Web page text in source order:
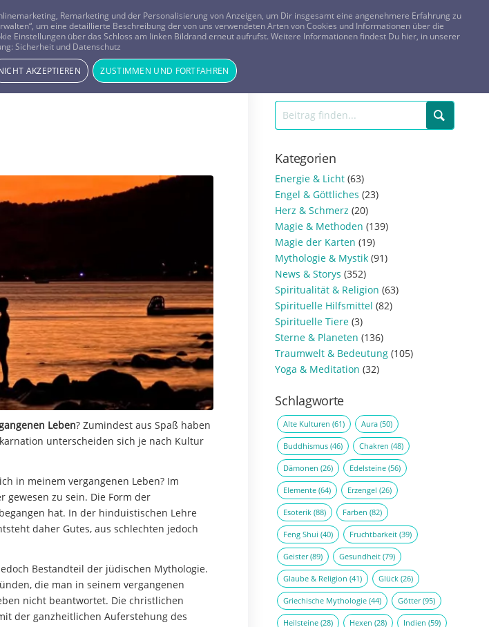
FRAGEN? KOSTENLOS ANRUFEN: 0800-8478266
Beratung Horoskope Tageskarte Magazin ANMELDEN REGISTRIEREN
Leben? Zumindest aus Spaß haben
unterscheiden sich je nach Kultur
in meinem vergangenen Leben? Im
zu sein. Die Form der
hat. In der hinduistischen Lehre
daher Gutes, aus schlechten jedoch
Bestandteil der jüdischen Mythologie.
die man in seinem vergangenen
nicht beantwortet. Die christlichen
der ganzheitlichen Auferstehung des
Kategorien
Energie & Licht (63)
Engel & Göttliches (23)
Herz & Schmerz (20)
Magie & Methoden (139)
Magie der Karten (19)
Mythologie & Mystik (91)
News & Storys (352)
Spiritualität & Religion (63)
Spirituelle Hilfsmittel (82)
Spirituelle Tiere (3)
Sterne & Planeten (136)
Traumwelt & Bedeutung (105)
Yoga & Meditation (32)
Schlagworte
Alte Kulturen (61) Aura (50)
Buddhismus (46) Chakren (48)
Dämonen (26) Edelsteine (56)
Elemente (64) Erzengel (26)
Esoterik (88) Farben (82)
Feng Shui (40) Fruchtbarkeit (39)
Geister(89) Gesundheit (79)
Glaube & Religion (41) Glück (26)
Griechische Mythologie (44) Götter(95)
Heilsteine (28) Hexen (28) Indien (59)
Remarketing und der Personalisierung von Anzeigen, um Dir insgesamt eine angenehmere Erfahrung zu
um eine detaillierte Beschreibung der von uns verwendeten Arten von Cookies und Informationen über die
Einstellungen über das Schloss am linken Bildrand erneut aufrufst. Weitere Informationen findest Du hier, in unserer
Sicherheit und Datenschutz
AKZEPTIEREN ZUSTIMMEN UND FORTFAHREN